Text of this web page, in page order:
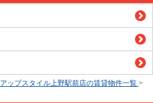
アップスタイル上野駅前店の賃貸物件一覧 >